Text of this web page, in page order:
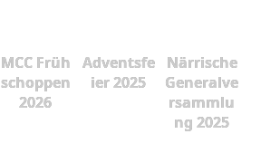
MCC Früh
schoppen
2026
Adventsfe
ier 2025
Närrische
Generalve
rsammlu
ng 2025